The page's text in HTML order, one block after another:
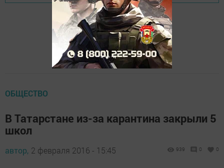
ОБЩЕСТВО
В Татарстане из-за карантина закрыли 5
школ
автор, 2 февраля 2016 - 15:45 939 0 0